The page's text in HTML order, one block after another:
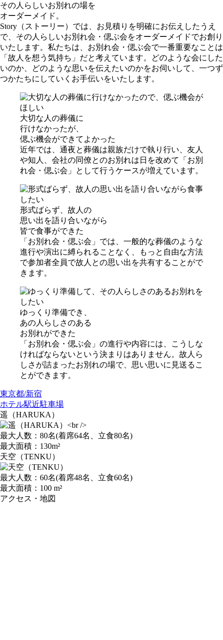
その人らしいお別れの場を
オーダーメイド。
Story（ストーリー）では、お見積りを明確にお伝えしたうえ
で、その人らしいお別れ会・偲ぶ会をオーダーメイドでお創り
いたします。私たちは、お別れ会・偲ぶ会で一番重要なことは
「故人を想う気持ち」だと考えています。どのような会にした
いのか、どのような思いを伝えたいのかをお伺いして、一つず
つかたちにしていくお手伝いをいたします。
⼤切な⼈の葬儀に
⾏けなかったが、
偲ぶ機会ができてよかった
近年では、通夜と葬儀は親族だけで執り行い、友人
や知人、会社の同僚とのお別れは日を改めて「お別
れ会・偲ぶ会」として行うケースが増えています。
形式ばらず、故⼈の
思い出を語り合いながら
皆で⾷事ができた
「お別れ会・偲ぶ会」では、一般的な葬儀のような
進行や演出に縛られることなく、もっと自由な方法
で参加者全員で故人との思い出を共有することがで
きます。
ゆっくり準備でき、
あの⼈らしさのある
お別れができた
「お別れ会・偲ぶ会」の進行や内容には、こうしな
ければならないという決まりはありません。故人ら
しさが詰まったお別れの場で、思い思いに見送るこ
とができます。
東京都/新宿
ホテル駅近駐車場
遥（HARUKA）
最大人数：80名(着席64名、立食80名)
最大面積：130m²
天空（TENKU）
最大人数：60名(着席48名、立食60名)
最大面積：100 m²
アクセス・地図